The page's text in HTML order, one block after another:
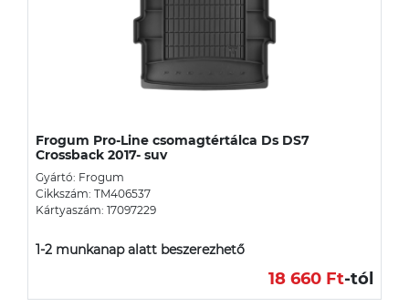
Frogum Pro-Line csomagtértálca Ds DS7
Crossback 2017- suv
Gyártó: Frogum
Cikkszám: TM406537
Kártyaszám: 17097229
1-2 munkanap alatt beszerezhető
18 660 Ft-tól